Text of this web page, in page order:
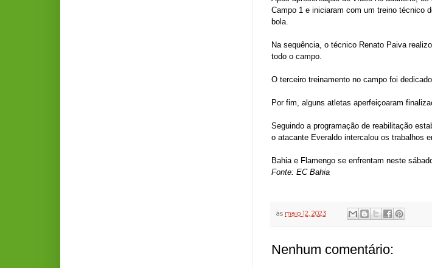
Campo 1 e iniciaram com um treino técnico
bola.
Na sequência, o técnico Renato Paiva
todo o campo.
O terceiro treinamento no campo foi
Por fim, alguns atletas aperfeiçoaram
Seguindo a programação de reabilitação
o atacante Everaldo intercalou os trabalhos
Bahia e Flamengo se enfrentam neste
Fonte: EC Bahia
às maio 12, 2023
Nenhum comentário: